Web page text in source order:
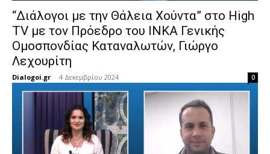
“Διάλογοι με την Θάλεια Χούντα” στο High
TV με τον Πρόεδρο του ΙΝΚΑ Γενικής
Ομοσπονδίας Καταναλωτών, Γιώργο
Λεχουρίτη
Dialogoi.gr - 4 Δεκεμβρίου 2024 0